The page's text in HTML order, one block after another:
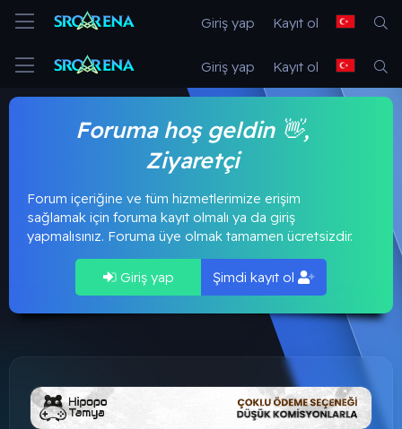
Giriş yap Kayıt ol
Giriş yap Kayıt ol
Foruma hoş geldin 👋,
Ziyaretçi
Forum içeriğine ve tüm hizmetlerimize erişim
sağlamak için foruma kayıt olmalı ya da giriş
yapmalısınız. Foruma üye olmak tamamen ücretsizdir.
Giriş yap Şimdi kayıt ol